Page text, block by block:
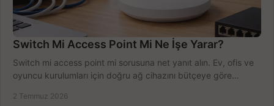
Switch Mi Access Point Mi Ne İşe Yarar?
Switch mi access point mi sorusuna net yanıt alın. Ev, ofis ve
oyuncu kurulumları için doğru ağ cihazını bütçeye göre
2 Temmuz 2026